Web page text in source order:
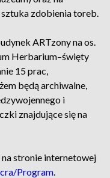
zdobienia toreb.
ARTzony na os.
Herbarium–święty
15 prac,
będą archiwalne,
i
znajdujące się na
stronie internetowej
Program.